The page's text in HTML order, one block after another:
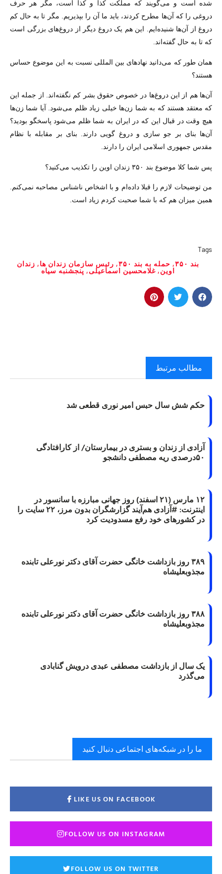
شده است و می‌گویند که مملکت کذا و کذا است، مگر هر حرف
دروغی را که آن‌ها مطرح کردند، باید ما آن را بپذیریم. مگر تا به حال کم
دروغ از آن‌ها شنیده‌ایم. این هم یک دروغ دیگر از دروغ‌های بزرگی است
که تا به حال گفته‌اند.
همان طور که می‌دانید نهادهای بین المللی نسبت به این موضوع حساس
هستند؟
آن‌ها هم از این دروغ‌ها در خصوص حقوق بشر کم نگفته‌اند. از جمله این
که معتقد هستند که به شما زن‌ها خیلی زیاد ظلم می‌شود. آیا شما زن‌ها
هیچ وقت در قبال این که در ایران به شما ظلم می‌شود پاسخگو بودید؟
آن‌ها بنای بر جو سازی و دروغ گویی دارند. بنای بر مقابله با نظام
مقدس جمهوری اسلامی ایران را دارند.
پس شما کلا موضوع بند ۳۵۰ زندان اوین را تکذیب می‌کنید؟
من توضیحات لازم را قبلا داده‌ام و با اشخاص ناشناس مصاحبه نمی‌کنم.
همین میزان هم که با شما صحبت کردم زیاد است.
Tags
بند ۳۵۰
, حمله به بند ۳۵۰ , رئیس سازمان زندان ها, زندان
اوین, غلامحسین اسماعیلی, پنجشنبه سیاه
مطالب مرتبط
حکم شش سال حبس امیر نوری قطعی شد
آزادی از زندان و بستری در بیمارستان/ از کارافتادگی
۵۰درصدی ریه مصطفی دانشجو
۱۲ مارس (۲۱ اسفند) روز جهانی مبارزه با سانسور در
اینترنت: #آزادی هم‌آیند گزارشگران‌ بدون مرز، ۲۲ سایت را
در کشورهای خود رفع مسدودیت کرد
۳۸۹ روز بازداشت خانگی حضرت آقای دکتر نورعلی تابنده
مجذوبعلیشاه
۳۸۸ روز بازداشت خانگی حضرت آقای دکتر نورعلی تابنده
مجذوبعلیشاه
یک سال از بازداشت مصطفی عبدی درویش گنابادی
می‌گذرد
ما را در شبکه‌های اجتماعی دنبال کنید
LIKE US ON FACEBOOK
FOLLOW US ON INSTAGRAM
FOLLOW US ON TWITTER